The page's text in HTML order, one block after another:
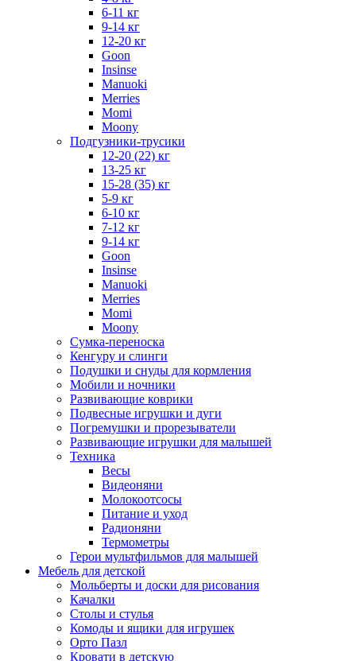
6-11 кг
9-14 кг
12-20 кг
Goon
Insinse
Manuoki
Merries
Momi
Moony
Подгузники-трусики
12-20 (22) кг
13-25 кг
15-28 (35) кг
5-9 кг
6-10 кг
7-12 кг
9-14 кг
Goon
Insinse
Manuoki
Merries
Momi
Moony
Сумка-переноска
Кенгуру и слинги
Подушки и снуды для кормления
Мобили и ночники
Развивающие коврики
Подвесные игрушки и дуги
Погремушки и прорезыватели
Развивающие игрушки для малышей
Техника
Весы
Видеоняни
Молокоотсосы
Питание и уход
Радионяни
Термометры
Герои мультфильмов для малышей
Мебель для детской
Мольберты и доски для рисования
Качалки
Столы и стулья
Комоды и ящики для игрушек
Орто Пазл
Кровати в детскую